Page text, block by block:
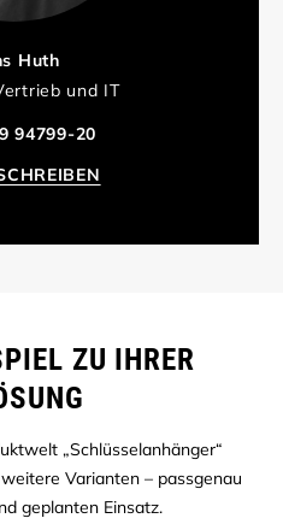
Huth
und IT
94799-20
ZU IHRER
„Schlüsselanhänger“
Varianten – passgenau
geplanten Einsatz.